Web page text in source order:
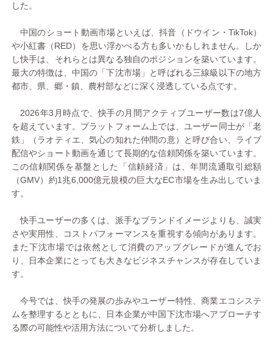
した。
中国のショート動画市場といえば、抖音（ドウイン・TikTok）
や小紅書（RED）を思い浮かべる方も多いかもしれません。しか
し快手は、それらとは異なる独自のポジションを築いています。
最大の特徴は、中国の「下沈市場」と呼ばれる三線級以下の地方
都市、県、郷・鎮、農村部などに深く浸透している点です。
2026年3月時点で、快手の月間アクティブユーザー数は7億人
を超えています。プラットフォーム上では、ユーザー同士が「老
鉄」（ラオティエ、気心の知れた仲間の意）と呼び合い、ライブ
配信やショート動画を通じて長期的な信頼関係を築いています。
この信頼関係を基盤とした「信頼経済」は、年間流通取引総額
（GMV）約1兆6,000億元規模の巨大なEC市場を生み出していま
す。
快手ユーザーの多くは、派手なブランドイメージよりも、誠実
さや実用性、コストパフォーマンスを重視する傾向があります。
また下沈市場では依然として消費のアップグレードが進んでお
り、日本企業にとっても大きなビジネスチャンスが存在していま
す。
今号では、快手の発展の歩みやユーザー特性、商業エコシステ
ムを整理するとともに、日本企業が中国下沈市場へアプローチす
る際の可能性や活用方法について分析しました。